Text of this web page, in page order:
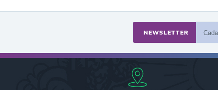
NEWSLETTER